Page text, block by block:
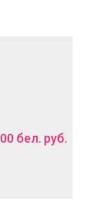
00 бел. руб.